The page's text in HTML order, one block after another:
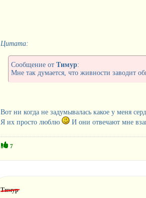
Цитата:
Сообщение от Тимур:
Мне так думается, что живности заводит
Вот ни когда не задумывалась какое у меня
Я их просто люблю
И они отвечают мне
7
Тимур